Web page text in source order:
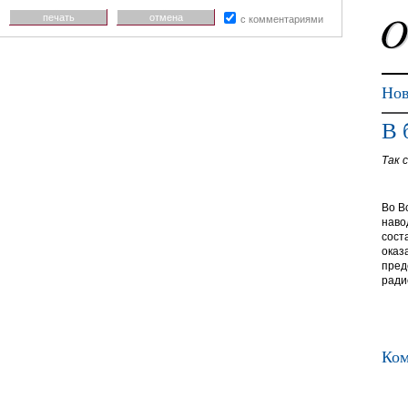
В
Так
Во
печать отмена с комментариями